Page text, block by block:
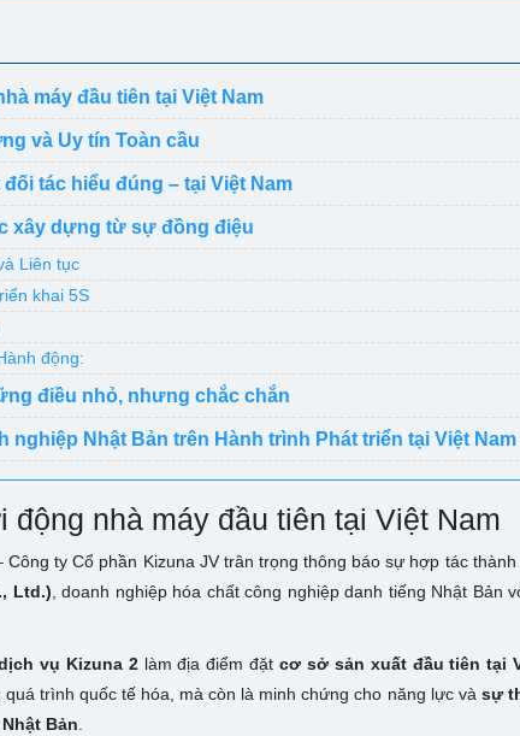
máy đầu tiên tại Việt Nam
và Uy tín Toàn cầu
tác hiểu đúng – tại Việt Nam
xây dựng từ sự đồng điệu
Liên tục
khai 5S
động:
điều nhỏ, nhưng chắc chắn
nghiệp Nhật Bản trên Hành trình Phát triển tại Việt Nam
nhà máy đầu tiên tại Việt Nam
Công ty Cổ phần Kizuna JV trân trọng thông báo sự hợp tác
Ltd.) , doanh nghiệp hóa chất công nghiệp danh tiếng Nhật Bản
vụ Kizuna 2làm địa điểm đặtcơ sở sản xuất đầu tiên tại
trình quốc tế hóa, mà còn là minh chứng cho năng lực và sự
Bản